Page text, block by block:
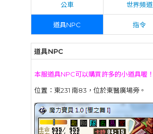
公車 世界頻道
道具NPC 指令
道具NPC
本服道具NPC可以購買許多的小道具喔！
位置：東231 南83，位於東醫廣場旁。